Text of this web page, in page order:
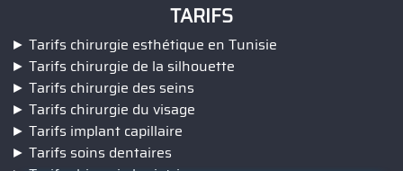
TARIFS
Tarifs chirurgie esthétique en Tunisie
Tarifs chirurgie de la silhouette
Tarifs chirurgie des seins
Tarifs chirurgie du visage
Tarifs implant capillaire
Tarifs soins dentaires